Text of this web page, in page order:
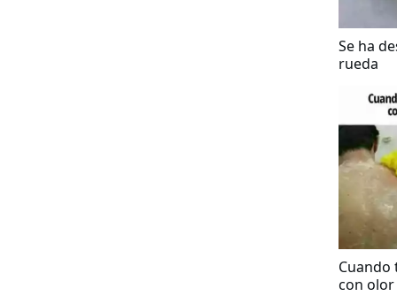
Se ha
rueda
Cuando
con